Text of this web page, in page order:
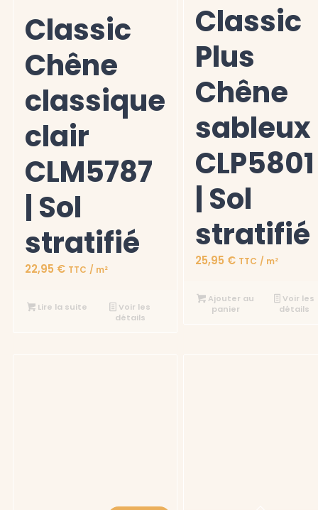
Classic
Chêne
classique
clair
CLM5787
| Sol
stratifié
22,95 € TTC / m²
Lire la suite
Voir les
détails
Classic
Plus
Chêne
sableux
CLP5801
| Sol
stratifié
25,95 € TTC / m²
Ajouter au
panier
Voir les
détails